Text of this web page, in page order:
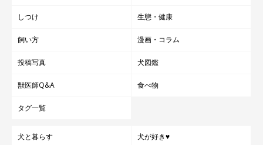
しつけ 生態・健康
飼い方 漫画・コラム
投稿写真 犬図鑑
獣医師Q&A 食べ物
タグ一覧
犬と暮らす 犬が好き♥